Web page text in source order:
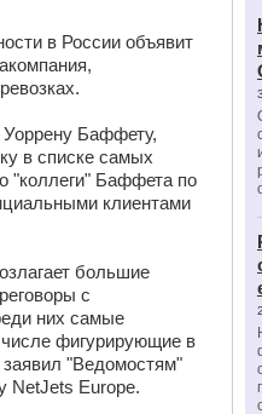
в России объявит
Баффету,
в списке самых
"коллеги" Баффета по
клиентами
большие
с
них самые
фигурирующие в
"Ведомостям"
NetJets Europe.